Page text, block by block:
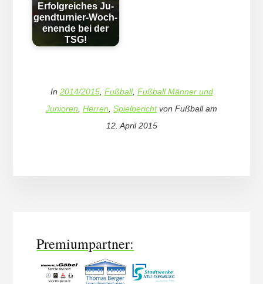
Erfolg­reich­es Ju­
gend­tur­nier-Woch­
en­en­de bei der
TSG!
In 2014/2015, Fußball, Fußball Männer und
Junioren Herren Spielberichtvon Fußballam
12. April 2015
Premiumpartner: